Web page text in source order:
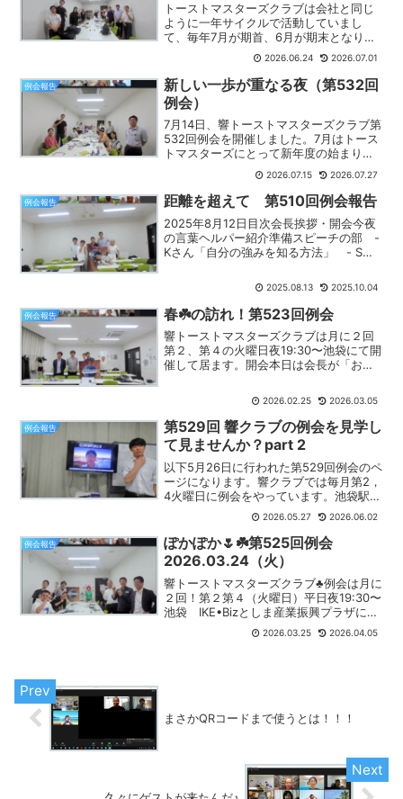
トーストマスターズクラブは会社と同じ
ように一年サイクルで活動していまし
て、毎年7月が期首、6月が期末となりま
す。ということで、本日は、今期（第22
期）最後の例会でした。今期を振り返る
と、急速にその存在感を強めたのが生成
AIでした。ChatG...
2026.06.24 2026.07.01
例会報告
新しい一歩が重なる夜（第532回
例会）
7月14日、響トーストマスターズクラブ第
532回例会を開催しました。7月はトース
トマスターズにとって新年度の始まり。
新しい役員体制で迎える最初の例会とな
りました。そして今回は、響クラブにと
って特別な出来事がありました。3名の新
しい仲間を迎え...
2026.07.15 2026.07.27
例会報告 距離を超えて 第510回例会報告
2025年8月12日目次会長挨拶・開会今夜
の言葉ヘルパー紹介準備スピーチの部 -
Kさん「自分の強みを知る方法」 - Sさ
論評の部 - NさんによるKさんへの論
評 - HさんによるSさんへの論評会員関
心調...
2025.08.13 2025.10.04
例会報告 春☘️の訪れ！第523回例会
響トーストマスターズクラブは月に２回
第２、第４の火曜日夜19:30〜池袋にて開
催して居ます。開会本日は会長が「お休
訪れる】上手にスピーチで使ってね！係
りの紹介計時係🕰️...
2026.02.25 2026.03.05
例会報告
第529回 響クラブの例会を見学し
て見ませんか？part 2
以下5月26日に行われた第529回例会のペ
ージになります。響クラブでは毎月第2，
4火曜日に例会をやっています。池袋駅南
口徒歩7分のとしま産業振興プラザで例会
をやっていますが、池袋まで通えない方
はオンライン（Zoom）でもご参加いただ
けます。...
2026.05.27 2026.06.02
例会報告
ぽかぽか🌷☘️第525回例会
2026.03.24（火）
響トーストマスターズクラブ♣️例会は月に
２回！第２第４（火曜日）平日夜19:30〜
池袋 IKE•Bizとしま産業振興プラザにて
開催されてます。本日の例会は！【こん
な例会がしたい】をスピーチの部で発表
2026.03.25 2026.04.05
まさかQRコードまで使うとは！！！